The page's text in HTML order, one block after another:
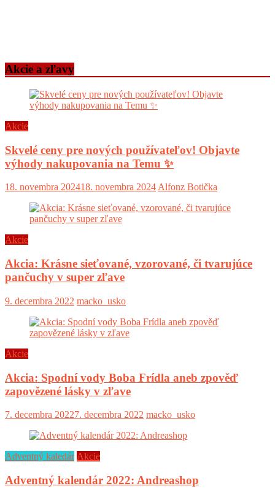
Akcie a zľavy
Akcie
Skvelé ceny pre nových používateľov! Objavte
výhody nakupovania na Temu ✨
18. novembra 202418. novembra 2024 Alfonz Botička
Akcie
Akcia: Krásne sieťované, vzorované, či tvarujúce
pančuchy v super zľave
9. decembra 2022 macko_usko
Akcie
Akcia: Spodní vody Boba Frídla aneb zpověď
zapovězené lásky v zľave
7. decembra 20227. decembra 2022 macko_usko
Adventný kaledár Akcie
Adventný kalendár 2022: Andreashop